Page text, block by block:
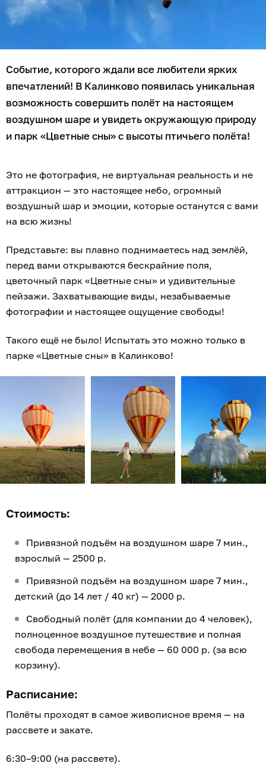
Событие, которого ждали все любители ярких
впечатлений! В Калинково появилась уникальная
возможность совершить полёт на настоящем
воздушном шаре и увидеть окружающую природу
и парк «Цветные сны» с высоты птичьего полёта!
Это не фотография, не виртуальная реальность и не
аттракцион — это настоящее небо, огромный
воздушный шар и эмоции, которые останутся с вами
на всю жизнь!
Представьте: вы плавно поднимаетесь над землёй,
перед вами открываются бескрайние поля,
цветочный парк «Цветные сны» и удивительные
пейзажи. Захватывающие виды, незабываемые
фотографии и настоящее ощущение свободы!
Такого ещё не было! Испытать это можно только в
парке «Цветные сны» в Калинково!
Стоимость:
Привязной подъём на воздушном шаре 7 мин.,
взрослый — 2500 р.
Привязной подъём на воздушном шаре 7 мин.,
детский (до 14 лет / 40 кг) — 2000 р.
Свободный полёт (для компании до 4 человек),
полноценное воздушное путешествие и полная
свобода перемещения в небе — 60 000 р. (за всю
корзину).
Расписание:
Полёты проходят в самое живописное время — на
рассвете и закате.
6:30–9:00 (на рассвете).